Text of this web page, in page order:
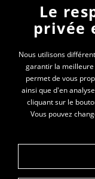
En vous
toutes les
Votre e-mail*
Le
privée
Nous utilisons
garantir la meilleure
permet de vous
ainsi que d'en
cliquant sur le
Vous pouvez